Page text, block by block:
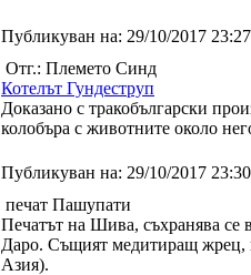
Публикуван на: 29/10/2017
Отг.: Племето Синд
Котелът Гундеструп
Доказано с тракобългарски
колобъра с животните около
Публикуван на: 29/10/2017
печат Пашупати
Печатът на Шива, съхранява
Даро. Същият медитиращ жрец,
Азия).